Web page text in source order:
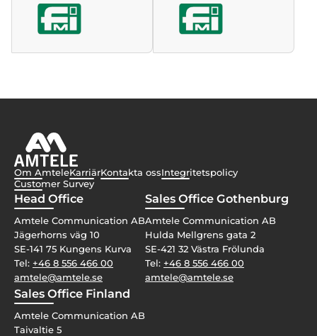
Om AmteleKarriärKontakta ossIntegritetspolicy
Customer Survey
Head Office
Amtele Communication AB
Jägerhorns väg 10
SE-141 75 Kungens Kurva
Tel: +46 8 556 466 00
amtele@amtele.se
Sales Office Gothenburg
Amtele Communication AB
Hulda Mellgrens gata 2
SE-421 32 Västra Frölunda
Tel: +46 8 556 466 00
amtele@amtele.se
Sales Office Finland
Amtele Communication AB
Taivaltie 5